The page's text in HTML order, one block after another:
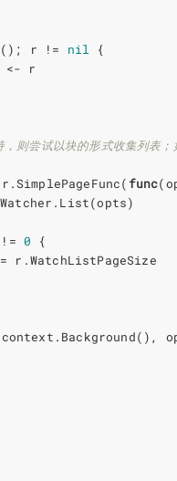
(); r != nil
{
<-
r
试以块的形式收集列表；
.SimplePageFunc( func(
. List(opts)
!= 0
{
= r .WatchListPageSize
context . Background(),